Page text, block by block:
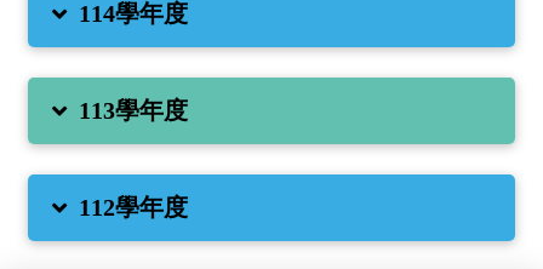
114學年度
113學年度
112學年度